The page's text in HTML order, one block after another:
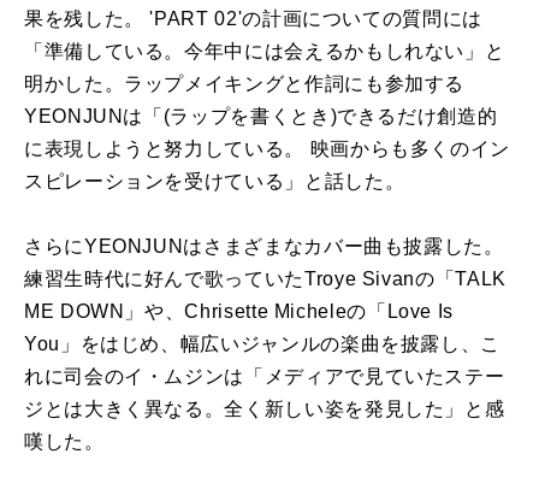
果を残した。 'PART 02'の計画についての質問には
「準備している。今年中には会えるかもしれない」と
明かした。ラップメイキングと作詞にも参加する
YEONJUNは「(ラップを書くとき)できるだけ創造的
に表現しようと努力している。 映画からも多くのイン
スピレーションを受けている」と話した。
さらにYEONJUNはさまざまなカバー曲も披露した。
練習生時代に好んで歌っていたTroye Sivanの「TALK
ME DOWN」や、Chrisette Micheleの「Love Is
You」をはじめ、幅広いジャンルの楽曲を披露し、こ
れに司会のイ・ムジンは「メディアで見ていたステー
ジとは大きく異なる。全く新しい姿を発見した」と感
嘆した。